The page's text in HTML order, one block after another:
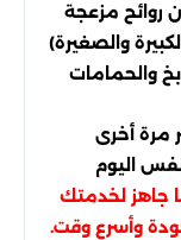
روائح مزعجة
والصغيرة)
والحمامات
مرة أخرى
اليوم
جاهز لخدمتك
وأسرع وقت.